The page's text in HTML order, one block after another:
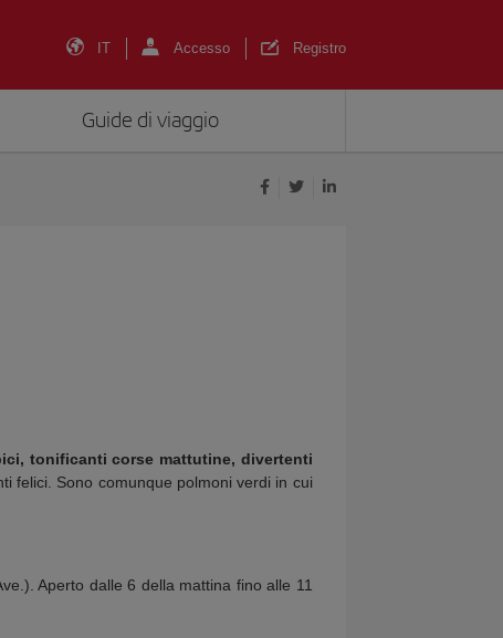
IT Accesso Registro
Guide di viaggio
tonificanti corse mattutine, divertenti
felici. Sono comunque polmoni verdi in cui
Aperto dalle 6 della mattina fino alle 11